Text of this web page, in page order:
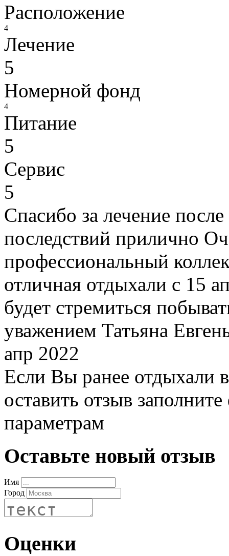
Расположение
4
Лечение
5
Номерной фонд
4
Питание
5
Сервис
5
Спасибо за лечение
последствий прилично
профессиональный
отличная отдыхали с 15
будет стремиться
уважением Татьяна
апр 2022
Если Вы ранее отдыхали
оставить отзыв
параметрам
Оставьте новый отзыв
Имя
Город
Оценки